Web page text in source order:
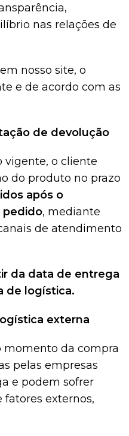
nas relações de
nosso site, o
e de acordo com as
de devolução
vigente, o cliente
do produto no prazo
após o
pedido, mediante
de atendimento
da data de entrega
de logística.
externa
momento da compra
pelas empresas
e podem sofrer
fatores externos,